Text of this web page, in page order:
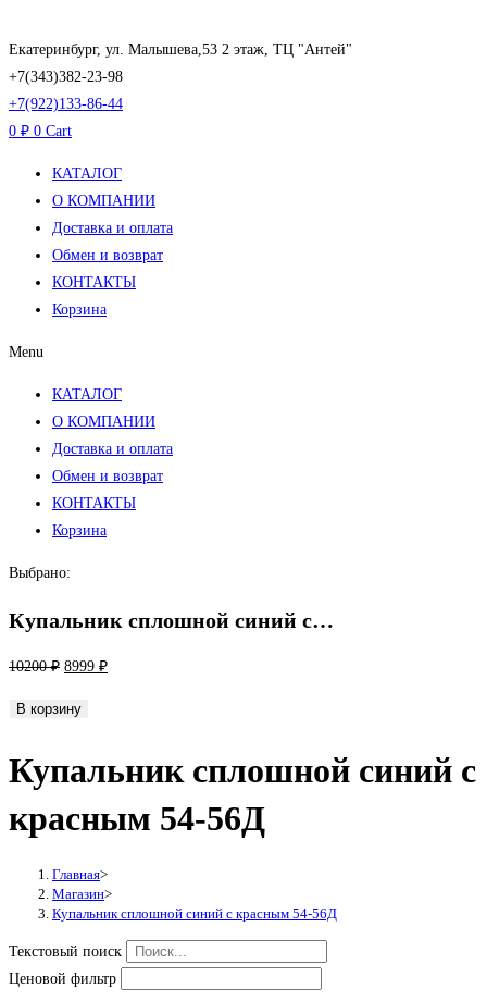
к
содержимому
Екатеринбург, ул. Малышева,53 2 этаж, ТЦ "Антей"
+7(343)382-23-98
+7(922)133-86-44
0 ₽ 0 Cart
КАТАЛОГ
О КОМПАНИИ
Доставка и оплата
Обмен и возврат
КОНТАКТЫ
Корзина
Menu
КАТАЛОГ
О КОМПАНИИ
Доставка и оплата
Обмен и возврат
КОНТАКТЫ
Корзина
Выбрано:
Купальник сплошной синий с…
10200₽ Первоначальная
составляла
8999 ₽Текущая
Количество
Купальник
сплошной
синий
красным
В корзину
Купальник сплошной синий с
красным 54-56Д
Главная>
Магазин>
Купальник сплошной синий с красным 54-56Д
Текстовый поиск
Ценовой фильтр